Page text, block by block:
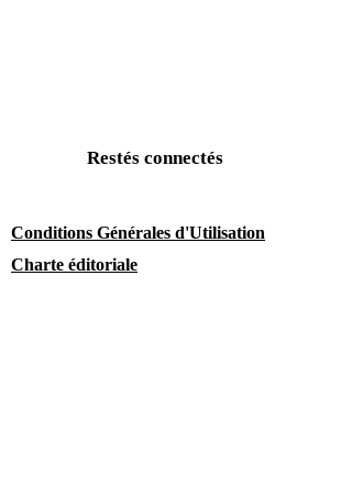
Restés connectés
Conditions Générales d'Utilisation
Charte éditoriale